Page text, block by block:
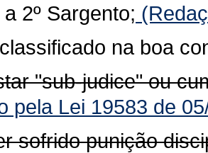
2º Sargento;
na boa
"sub-judice" ou
pela Lei 19583 de
sofrido punição